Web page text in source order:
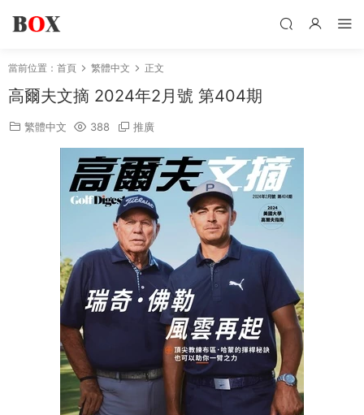
當前位置： 首頁 繁體中文 正文
高爾夫文摘 2024年2月號 第404期
繁體中文 388 推廣